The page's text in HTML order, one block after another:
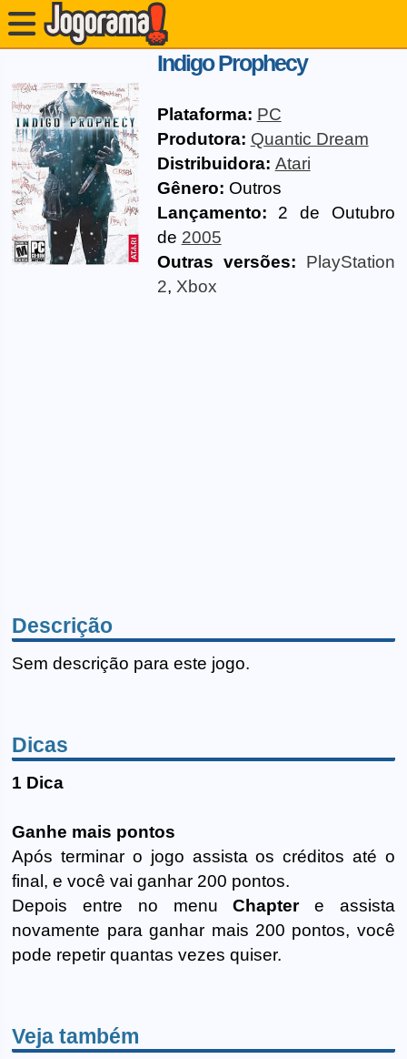
Indigo Prophecy
Plataforma: PC
Produtora: Quantic Dream
Distribuidora: Atari
Gênero: Outros
Lançamento: 2 de Outubro
de 2005
Outras versões:
PlayStation
2, Xbox
Descrição
Sem descrição para este jogo.
Dicas
1 Dica
Ganhe mais pontos
Após terminar o jogo assista os créditos até o
final, e você vai ganhar 200 pontos.
Depois entre no menuChaptere assista
novamente para ganhar mais 200 pontos, você
pode repetir quantas vezes quiser.
Veja também